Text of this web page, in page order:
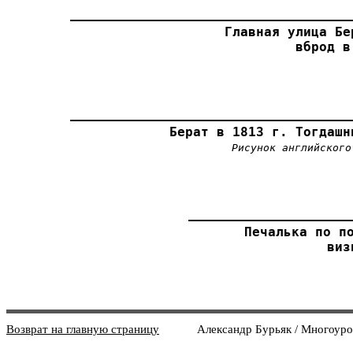
Главная улица
вброд
Берат в 1813 г.
Рисунок
Печалька по
Возврат на главную страницу Александр Бурьяк /